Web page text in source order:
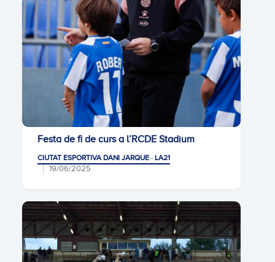
Festa de fi de curs a l’RCDE Stadium
CIUTAT ESPORTIVA DANI JARQUE · LA21
19/06/2025